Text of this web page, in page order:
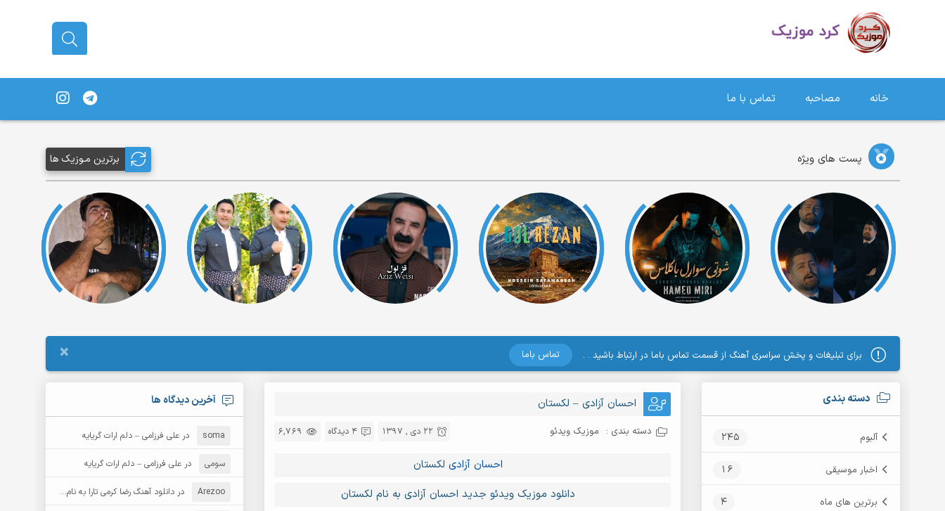
خانه مصاحبه تماس با ما
پست های ویژه برترین مـوزیک ها
× برای تبلیغات و پخش سراسری آهنگ از قسمت تماس باما در ارتباط باشید . . تماس باما
دسته بندی
آلبوم 245
اخبار موسیقی 16
برترین های ماه 4
احسان آزادی – لکستان
دسته بندی : موزیک ویدئو 6,769 4 دیدگاه 22 دی , 1397
احسان آزادی لکستان
دانلود موزیک ویدئو جدید احسان آزادی به نام لکستان
آخرین دیدگاه ها
soma درعلی فرزامی – دلم ارات گریایه
سومی درعلی فرزامی – دلم ارات گریایه
Arezoo دردانلود آهنگ رضا کرمی تارا به نام قمار